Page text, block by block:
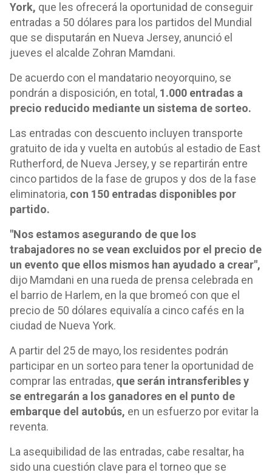
York, que les ofrecerá la oportunidad de conseguir
entradas a 50 dólares para los partidos del Mundial
que se disputarán en Nueva Jersey, anunció el
jueves el alcalde Zohran Mamdani.
De acuerdo con el mandatario neoyorquino, se
pondrán a disposición, en total, 1.000 entradas a
precio reducido mediante un sistema de sorteo.
Las entradas con descuento incluyen transporte
gratuito de ida y vuelta en autobús al estadio de East
Rutherford, de Nueva Jersey, y se repartirán entre
cinco partidos de la fase de grupos y dos de la fase
eliminatoria, con 150 entradas disponibles por
partido.
"Nos estamos asegurando de que los
trabajadores no se vean excluidos por el precio de
un evento que ellos mismos han ayudado a crear",
dijo Mamdani en una rueda de prensa celebrada en
el barrio de Harlem, en la que bromeó con que el
precio de 50 dólares equivalía a cinco cafés en la
ciudad de Nueva York.
A partir del 25 de mayo, los residentes podrán
participar en un sorteo para tener la oportunidad de
comprar las entradas, que serán intransferibles y
se entregarán a los ganadores en el punto de
embarque del autobús, en un esfuerzo por evitar la
reventa.
La asequibilidad de las entradas, cabe resaltar, ha
sido una cuestión clave para el torneo que se